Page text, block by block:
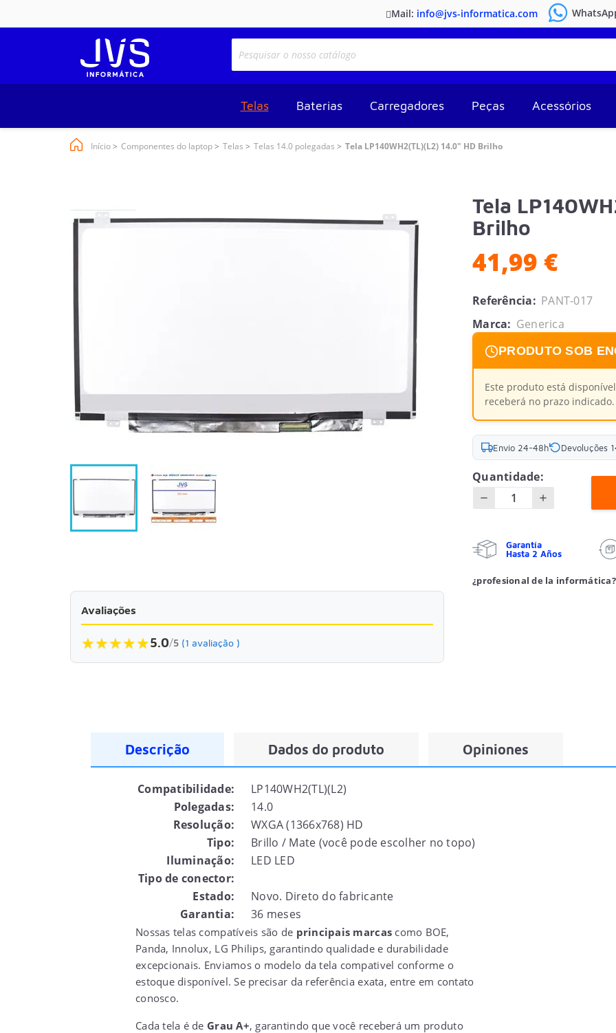
Mail: info@jvs-informatica.com
Telas Baterias Carregadores Peças Acessórios
Início Componentes do laptop Telas Telas 14.0 polegadas Tela LP140WH2(TL)(L2) 14.0" HD Brilho
Avaliações
★★★★★5.0/5 (1 avaliação )
Tela
Brilho
41,99 €
Referência: PANT-017
Marca: Generica
PRODUTO SOB
Este produto está
receberá no prazo indicado.
Envio 24-48h Devoluções
Quantidade:
Garantía
Hasta 2 Años
¿profesional de la
Descrição Dados do produto Opiniones
Compatibilidade:
LP140WH2(TL)(L2)
Polegadas:
14.0
Resolução:
WXGA (1366x768) HD
Tipo:
Brillo / Mate (você pode escolher no topo)
Iluminação:
LED LED
Tipo de conector:
Estado:
Novo. Direto do fabricante
Garantia:
36 meses
Nossas telas compatíveis são de principais marcas como BOE,
Panda, Innolux, LG Philips, garantindo qualidade e durabilidade
excepcionais. Enviamos o modelo da tela compativel conforme o
estoque disponível. Se precisar da referência exata, entre em contato
conosco.
Cada tela é de Grau A+, garantindo que você receberá um produto